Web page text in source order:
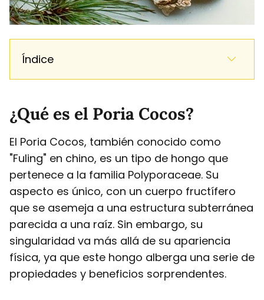
Índice
¿Qué es el Poria Cocos?
El Poria Cocos, también conocido como
"Fuling" en chino, es un tipo de hongo que
pertenece a la familia Polyporaceae. Su
aspecto es único, con un cuerpo fructífero
que se asemeja a una estructura subterránea
parecida a una raíz. Sin embargo, su
singularidad va más allá de su apariencia
física, ya que este hongo alberga una serie de
propiedades y beneficios sorprendentes.